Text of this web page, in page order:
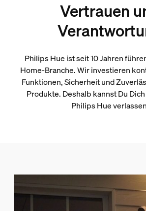
Vertrauen
Philips Hue ist seit 10 Jahren
Home-Branche. Wir investieren
Funktionen, Sicherheit und
Produkte. Deshalb kannst Du
Philips Hue